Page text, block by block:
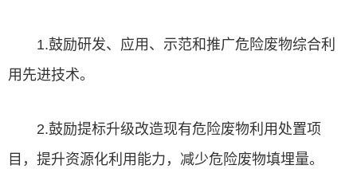
1.鼓励研发、应用、示范和推广危险废物综合利
用先进技术。
2.鼓励提标升级改造现有危险废物利用处置项
目，提升资源化利用能力，减少危险废物填埋量。